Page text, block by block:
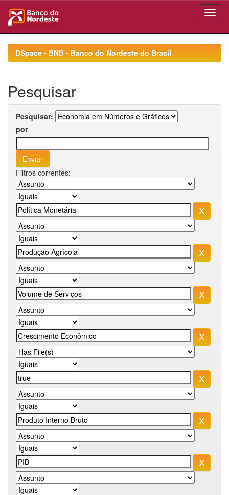
navigationDSpace - BNB - Banco do Nordeste do Brasil
Pesquisar
Pesquisar:
por
Filtros correntes: